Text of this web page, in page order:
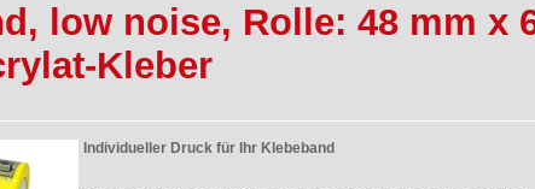
low noise, Rolle: 48 mm x
Kleber
Individueller Druck für Ihr Klebeband